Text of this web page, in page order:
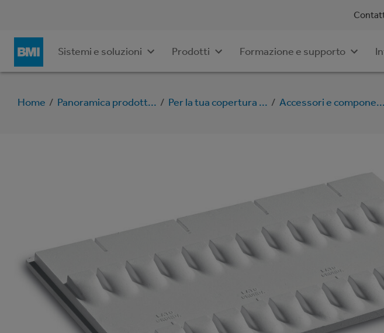
Sistemi e soluzioni Prodotti Formazione e supporto
Home / Panoramica prodott... / Per la tua copertura ... / Accessori e compone...